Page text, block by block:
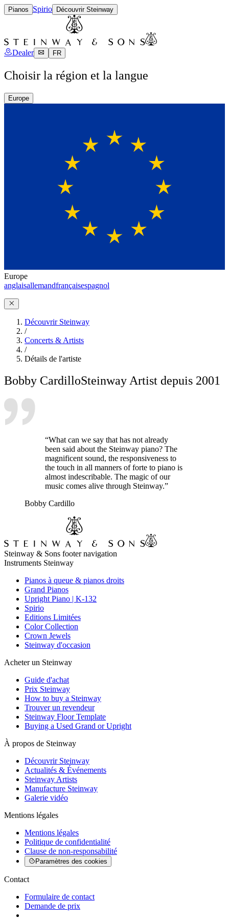
Pianos Spirio Découvrir Steinway
Dealer FR
Choisir la région et la langue
Europe
Europe
anglaisallemandfrançaisespagnol
Découvrir Steinway
/
Concerts & Artists
/
Détails de l'artiste
Bobby CardilloSteinway Artist depuis 2001
“What can we say that has not already
been said about the Steinway piano? The
magnificent sound, the responsiveness to
the touch in all manners of forte to piano is
almost indescribable. The magic of our
music comes alive through Steinway.”
Bobby Cardillo
Steinway & Sons footer navigation
Instruments Steinway
Pianos à queue & pianos droits
Grand Pianos
Upright Piano | K-132
Spirio
Editions Limitées
Color Collection
Crown Jewels
Steinway d'occasion
Acheter un Steinway
Guide d'achat
Prix Steinway
How to buy a Steinway
Trouver un revendeur
Steinway Floor Template
Buying a Used Grand or Upright
À propos de Steinway
Découvrir Steinway
Actualités & Événements
Steinway Artists
Manufacture Steinway
Galerie vidéo
Mentions légales
Mentions légales
Politique de confidentialité
Clause de non-responsabilité
Paramètres des cookies
Contact
Formulaire de contact
Demande de prix